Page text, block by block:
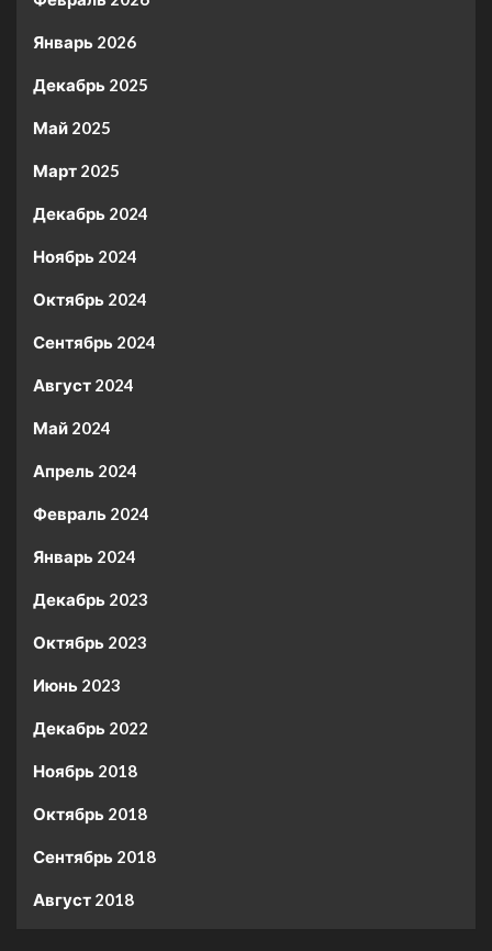
Январь 2026
Декабрь 2025
Май 2025
Март 2025
Декабрь 2024
Ноябрь 2024
Октябрь 2024
Сентябрь 2024
Август 2024
Май 2024
Апрель 2024
Февраль 2024
Январь 2024
Декабрь 2023
Октябрь 2023
Июнь 2023
Декабрь 2022
Ноябрь 2018
Октябрь 2018
Сентябрь 2018
Август 2018